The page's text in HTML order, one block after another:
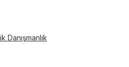
Danışmanlık